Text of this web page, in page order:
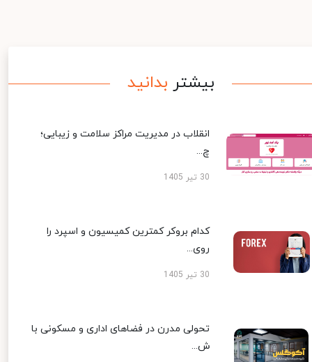
بیشتر بدانید
انقلاب در مدیریت مراکز سلامت و زیبایی؛
چ...
30 تیر 1405
کدام بروکر کمترین کمیسیون و اسپرد را
روی...
30 تیر 1405
تحولی مدرن در فضاهای اداری و مسکونی با
ش...